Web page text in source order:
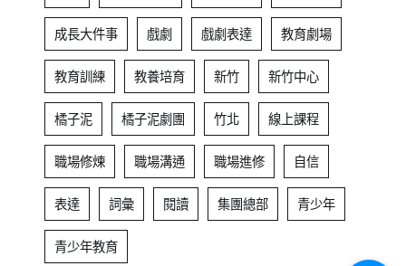
成長大件事 戲劇 戲劇表達 教育劇場
教育訓練 教養培育 新竹 新竹中心
橘子泥 橘子泥劇團 竹北 線上課程
職場修煉 職場溝通 職場進修 自信
表達 詞彙 閱讀 集團總部 青少年
青少年教育